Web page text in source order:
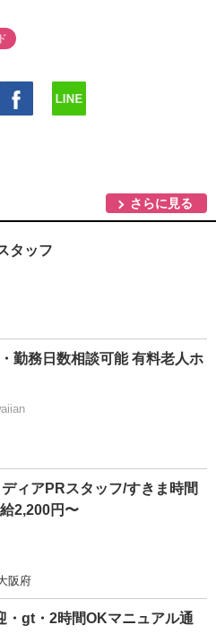
さらに見る
タッフ
勤務日数相談可能 有料老人ホ
ィアPRスタッフ/すきま時間
2,200円〜
阪府
・gt・2時間OKマニュアル通